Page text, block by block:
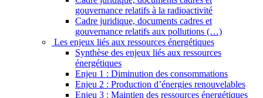
gouvernance relatifs à la radioactivité
Cadre juridique, documents cadres et
gouvernance relatifs aux pollutions (…)
Les enjeux liés aux ressources énergétiques
Synthèse des enjeux liés aux ressources
énergétiques
Enjeu 1 : Diminution des consommations
Enjeu 2 : Production d’énergies renouvelables
Enjeu 3 : Maintien des ressources énergétiques